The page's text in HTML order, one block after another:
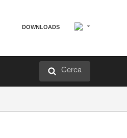
DOWNLOADS
Cerca